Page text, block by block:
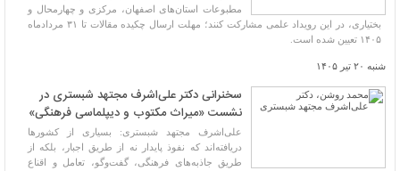
مطبوعات استان‌های اصفهان، مرکزی و چهارمحال و
بختیاری، در این رویداد علمی مشارکت کنند؛ مهلت ارسال چکیده مقالات تا ۳۱ مردادماه
۱۴۰۵ تعیین شده است.
شنبه ۲۰ تیر ۱۴۰۵
سخنرانی دکتر علی‌اشرف مجتهد شبستری در
نشست «میراث مکتوب و دیپلماسی فرهنگی»
علی‌اشرف مجتهد شبستری: بسیاری از کشورها
دریافته‌اند که نفوذ پایدار نه از طریق اجبار، بلکه از
طریق جاذبه‌های فرهنگی، گفت‌وگو، تعامل و اقناع